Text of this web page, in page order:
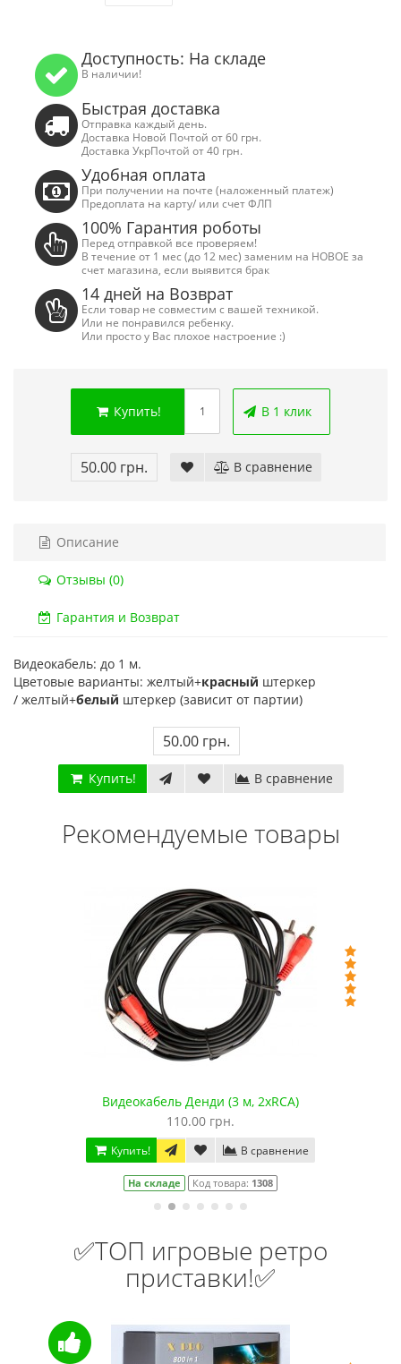
Сега Мега Драйв 2 (ОРИГИНАЛЬНОЕ
качество!)
79 отзывов
Сега МД 1 HD
Доступность: На складе
В наличии!
Быстрая доставка
Отправка каждый день.
Доставка Новой Почтой от 60 грн.
Доставка УкрПочтой от 40 грн.
Удобная оплата
При получении на почте (наложенный платеж)
Предоплата на карту/ или счет ФЛП
100% Гарантия роботы
Перед отправкой все проверяем!
В течение от 1 мес (до 12 мес) заменим на НОВОЕ за
счет магазина, если выявится брак
14 дней на Возврат
Если товар не совместим с вашей техникой.
Или не понравился ребенку.
Или просто у Вас плохое настроение :)
Купить! В 1 клик
50.00 грн. В сравнение
Описание
Отзывы (0)
Гарантия и Возврат
Видеокабель: до 1 м.
Цветовые варианты: желтый+красный штеркер
/ желтый+белый штеркер (зависит от партии)
50.00 грн.
Купить! В сравнение
Рекомендуемые товары
Видеокабель Денди (3 м, 2хRCA)
110.00 грн.
Купить! В сравнение
На складе Код товара: 1308
✅ТОП игровые ретро
приставки!✅